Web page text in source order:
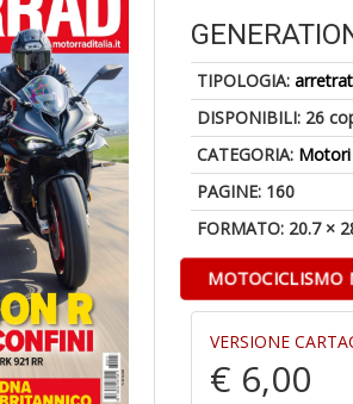
TIPOLOGIA:
DISPONIBILI: 26
CATEGORIA:
PAGINE: 160
FORMATO: 20.7 ×
MOTOCICLISMO
VERSIONE
€ 6,00